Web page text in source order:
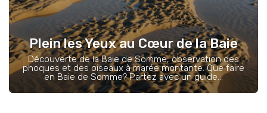
Plein les Yeux au Cœur de la Baie
Découverte de la Baie de Somme, observation des
phoques et des oiseaux à marée montante. Que faire
en Baie de Somme? Partez avec un guide...